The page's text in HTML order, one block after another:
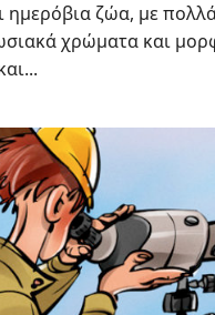
ημερόβια ζώα, με
χρώματα και